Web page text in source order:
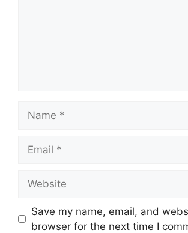
Save my name, email, and
browser for the next time I